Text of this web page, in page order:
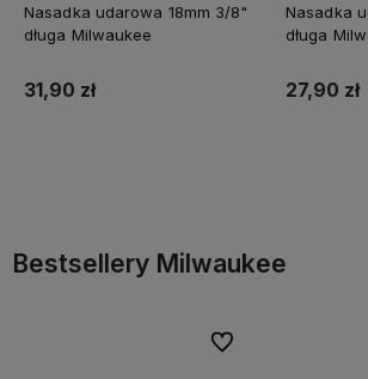
Nasadka udarowa 18mm 3/8"
długa Milwaukee
31,90 zł
Nasadka
długa
27,90 zł
Bestsellery Milwaukee
Do ulubionych